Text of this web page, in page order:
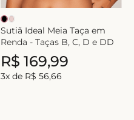
Sutiã Ideal Meia Taça em
Renda - Taças B, C, D e DD
R$ 169,99
3x de R$ 56,66